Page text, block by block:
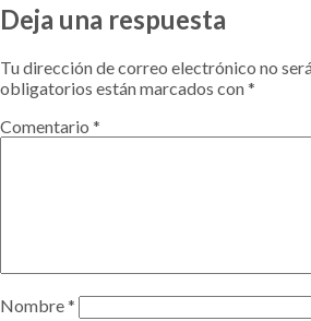
Deja una respuesta
Tu dirección de correo electrónico no
obligatorios están marcados con*
Comentario *
Nombre*